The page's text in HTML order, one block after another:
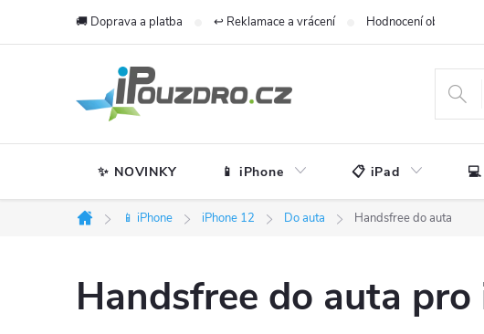
🚚 Doprava a platba ↩️ Reklamace a vrácení Hodnocení obchodu
✨ NOVINKY 📱 iPhone 📋 iPad
Domů
📱 iPhone iPhone 12 Do auta Handsfree do auta
Handsfree do auta